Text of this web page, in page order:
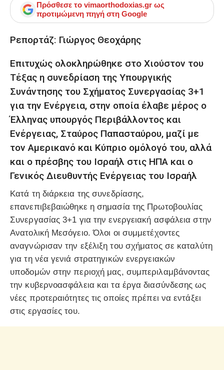
Πρόσθεσε το vimaorthodoxias.gr ως
προτιμώμενη πηγή στη Google
Ρεπορτάζ: Γιώργος Θεοχάρης
Επιτυχώς ολοκληρώθηκε στο Χιούστον του
Τέξας η συνεδρίαση της Υπουργικής
Συνάντησης του Σχήματος Συνεργασίας 3+1
για την Ενέργεια, στην οποία έλαβε μέρος ο
Έλληνας υπουργός Περιβάλλοντος και
Ενέργειας, Σταύρος Παπασταύρου, μαζί με
τον Αμερικανό και Κύπριο ομόλογό του, αλλά
και ο πρέσβης του Ισραήλ στις ΗΠΑ και ο
Γενικός Διευθυντής Ενέργειας του Ισραήλ
Κατά τη διάρκεια της συνεδρίασης,
επανεπιβεβαιώθηκε η σημασία της Πρωτοβουλίας
Συνεργασίας 3+1 για την ενεργειακή ασφάλεια στην
Ανατολική Μεσόγειο. Όλοι οι συμμετέχοντες
αναγνώρισαν την εξέλιξη του σχήματος σε καταλύτη
για τη νέα γενιά στρατηγικών ενεργειακών
υποδομών στην περιοχή μας, συμπεριλαμβάνοντας
την κυβερνοασφάλεια και τα έργα διασύνδεσης ως
νέες προτεραιότητες τις οποίες πρέπει να εντάξει
στις εργασίες του.